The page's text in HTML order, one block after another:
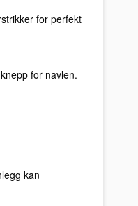
for perfekt
for navlen.
kan